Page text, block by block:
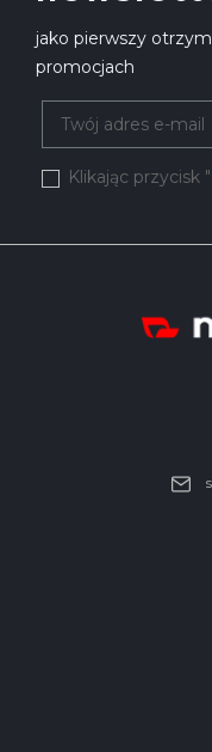
jako pierwszy
promocjach
Klikając przycisk